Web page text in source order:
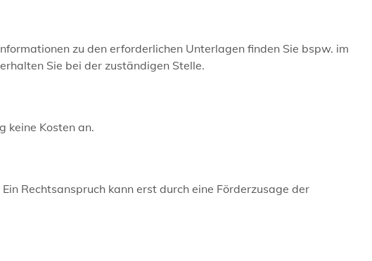
zu den erforderlichen Unterlagen finden Sie bspw. im
Sie bei der zuständigen Stelle.
keine Kosten an.
Rechtsanspruch kann erst durch eine Förderzusage der